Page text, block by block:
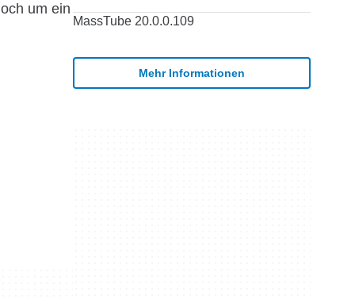
um ein
MassTube 20.0.0.109
Mehr Informationen